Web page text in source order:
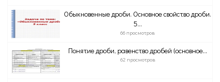
Обыкновенные дроби. Основное свойство дроби.
5...
66 просмотров
Понятие дроби, равенство дробей (основное...
62 просмотров